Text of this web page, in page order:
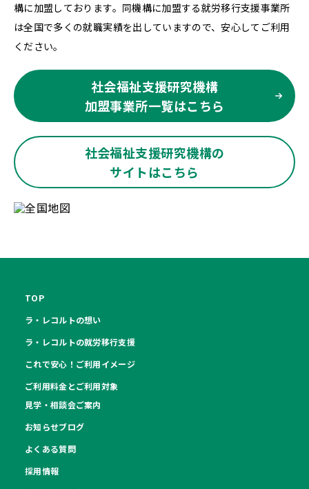
構に加盟しております。同機構に加盟する就労移行支援事業所
は全国で多くの就職実績を出していますので、安心してご利用
ください。
社会福祉支援研究機構
加盟事業所一覧はこちら
社会福祉支援研究機構の
サイトはこちら
TOP
ラ・レコルトの想い
ラ・レコルトの就労移行支援
これで安心！ご利用イメージ
ご利用料金とご利用対象
見学・相談会ご案内
お知らせブログ
よくある質問
採用情報